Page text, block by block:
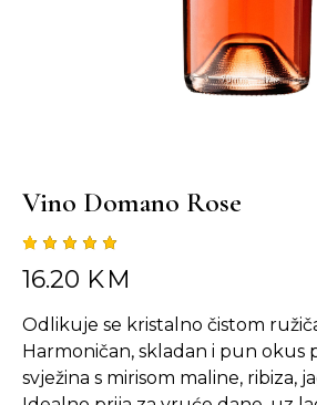
Vino Domano Rose
čka
ukupno 5
(
korisnik
a)
16.20 KM
Odlikuje se kristalno čistom
Harmoničan, skladan i pun okus
svježina s mirisom maline, ribiza,